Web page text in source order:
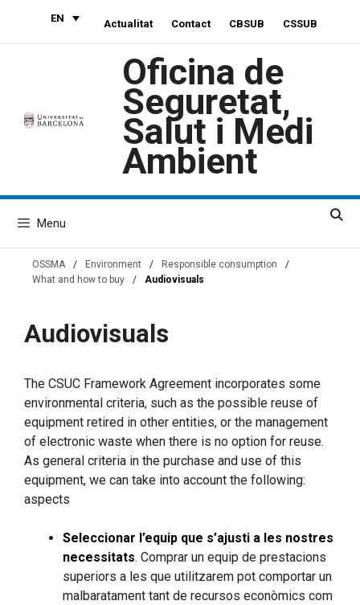
EN Actualitat Contact CBSUB CSSUB
Oficina de
Seguretat,
Salut i Medi
Ambient
Menu
OSSMA / Environment / Responsible consumption
/
What and how to buy
/ Audiovisuals
Audiovisuals
The CSUC Framework Agreement incorporates some
environmental criteria, such as the possible reuse of
equipment retired in other entities, or the management
of electronic waste when there is no option for reuse.
As general criteria in the purchase and use of this
equipment, we can take into account the following:
aspects
Seleccionar l’equip que s’ajusti a les nostres
necessitats. Comprar un equip de prestacions
superiors a les que utilitzarem pot comportar un
malbaratament tant de recursos econòmics com